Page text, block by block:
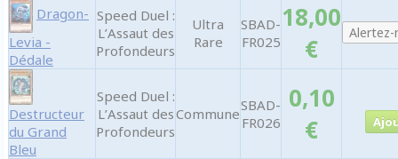
Dragon-
Levia -
Dédale
Speed Duel :
L’Assaut des
Profondeurs
Ultra
Rare
SBAD-
FR025
18,00
€
Destructeur
du Grand
Bleu
Speed Duel :
L’Assaut des
Profondeurs
CommuneSBAD-
FR026
0,10
€